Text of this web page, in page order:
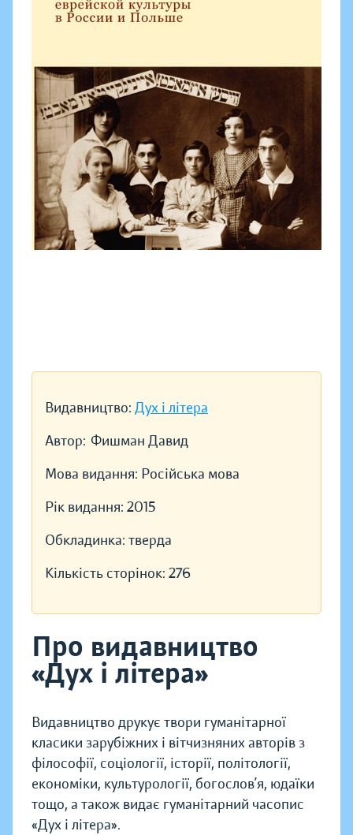
Видавництво: Дух і літера
Автор: Фишман Давид
Мова видання: Російська мова
Рік видання: 2015
Обкладинка: тверда
Кількість сторінок: 276
Про видавництво
«Дух і літера»
Видавництво друкує твори гуманітарної
класики зарубіжних і вітчизняних авторів з
філософії, соціології, історії, політології,
економіки, культурології, богослов’я, юдаїки
тощо, а також видає гуманітарний часопис
«Дух і літера».